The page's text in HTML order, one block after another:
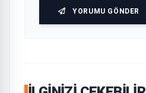
YORUMU GÖNDER